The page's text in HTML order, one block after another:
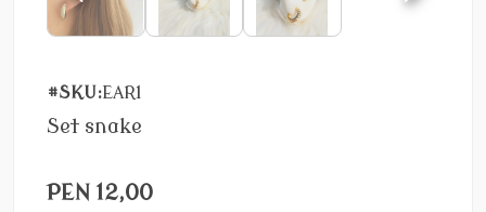
#SKU:EAR1
Set snake
PEN 12,00